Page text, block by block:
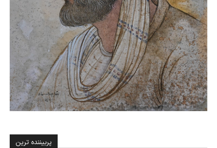
پربیننده ترین